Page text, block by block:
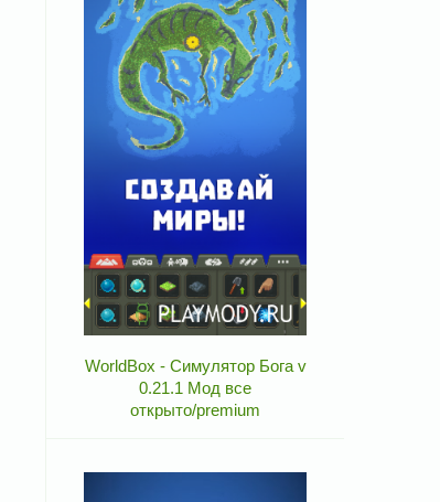
WorldBox - Симулятор Бога v
0.21.1 Мод все
открыто/premium